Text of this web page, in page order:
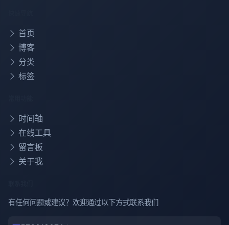
首页
博客
分类
标签
时间轴
在线工具
留言板
关于我
有任何问题或建议？欢迎通过以下方式联系我们